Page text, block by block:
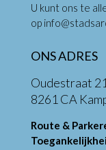
U kunt ons te
op
ONS ADRES
Oudestraat
8261 CA
Route &